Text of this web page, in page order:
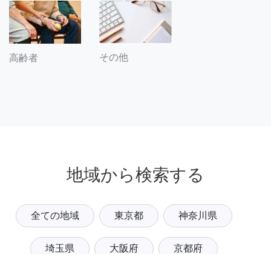
高齢者 その他
地域から検索する
全ての地域 東京都 神奈川県
埼玉県 大阪府 京都府